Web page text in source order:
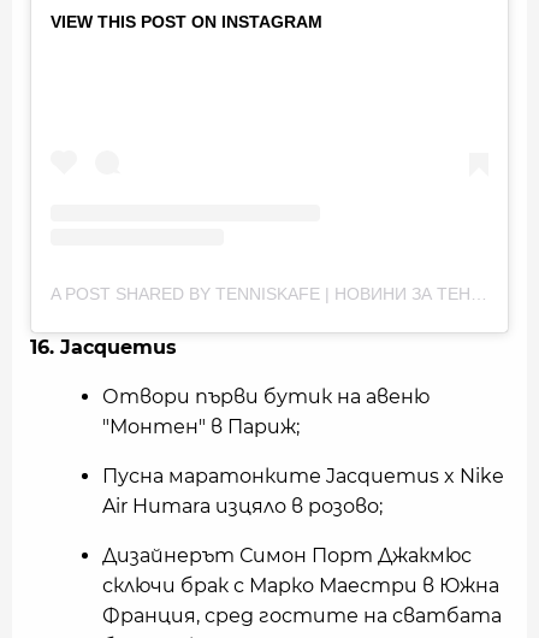
VIEW THIS POST ON INSTAGRAM
16. Jacquemus
Отвори първи бутик на авеню
"Монтен" в Париж;
Пусна маратонките Jacquemus x Nike
Air Humara изцяло в розово;
Дизайнерът Симон Порт Джакмюс
сключи брак с Марко Маестри в Южна
Франция, сред гостите на сватбата